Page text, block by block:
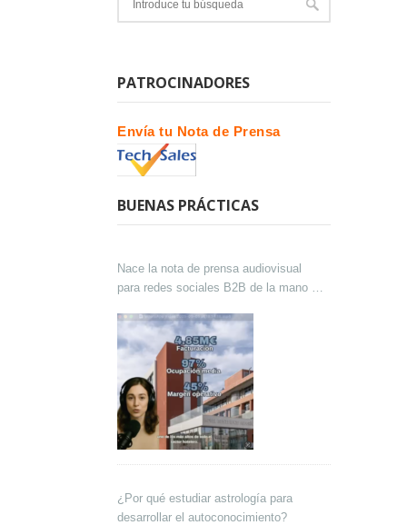
PATROCINADORES
Envía tu Nota de Prensa
BUENAS PRÁCTICAS
Nace la nota de prensa audiovisual
para redes sociales B2B de la mano de
¿Por qué estudiar astrología para
desarrollar el autoconocimiento?